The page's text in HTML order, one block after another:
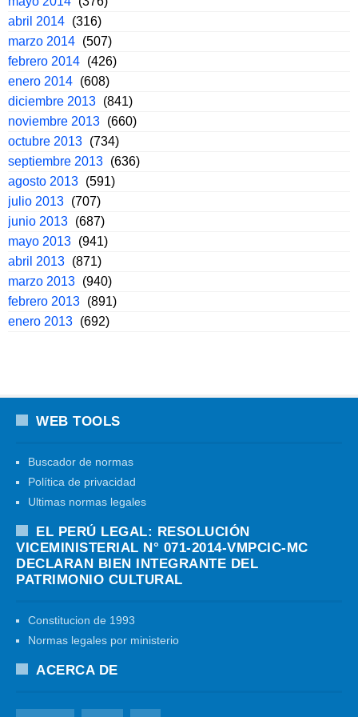
abril 2014 (316)
marzo 2014 (507)
febrero 2014 (426)
enero 2014 (608)
diciembre 2013 (841)
noviembre 2013 (660)
octubre 2013 (734)
septiembre 2013 (636)
agosto 2013 (591)
julio 2013 (707)
junio 2013 (687)
mayo 2013 (941)
abril 2013 (871)
marzo 2013 (940)
febrero 2013 (891)
enero 2013 (692)
WEB TOOLS
Buscador de normas
Política de privacidad
Ultimas normas legales
EL PERÚ LEGAL: RESOLUCIÓN
VICEMINISTERIAL N° 071-2014-VMPCIC-MC
DECLARAN BIEN INTEGRANTE DEL
PATRIMONIO CULTURAL
Constitucion de 1993
Normas legales por ministerio
ACERCA DE